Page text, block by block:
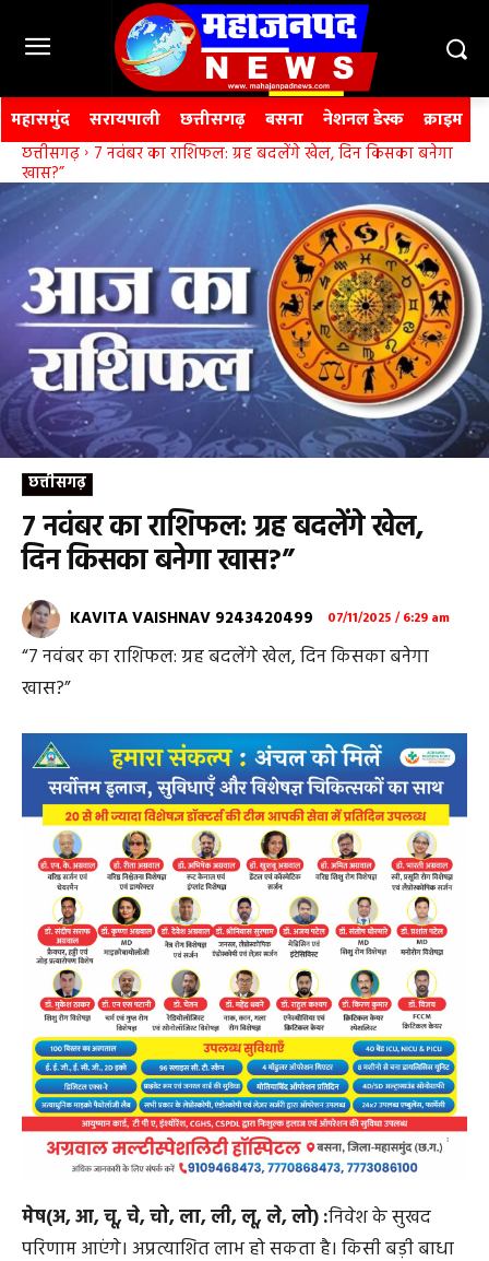
महासमुंद सरायपाली छत्तीसगढ़ बसना नेशनल डेस्क क्राइम
छत्तीसगढ़ 7 नवंबर का राशिफल: ग्रह बदलेंगे खेल, दिन किसका बनेगा
खास?”
छत्तीसगढ़
7 नवंबर का राशिफल: ग्रह बदलेंगे खेल,
दिन किसका बनेगा खास?”
KAVITA VAISHNAV 9243420499 07/11/2025 / 6:29 am
“7 नवंबर का राशिफल: ग्रह बदलेंगे खेल, दिन किसका बनेगा
खास?”
मेष(अ, आ, चू, चे, चो, ला, ली, लू, ले, लो) :निवेश के सुखद
परिणाम आएंगे। अप्रत्याशित लाभ हो सकता है। किसी बड़ी बाधा